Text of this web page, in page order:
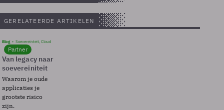
GERELATEERDE ARTIKELEN
Blog Soevereinteit, Cloud
Partner
Van legacy naar
soevereiniteit
Waarom je oude
applicaties je
grootste risico
zijn.